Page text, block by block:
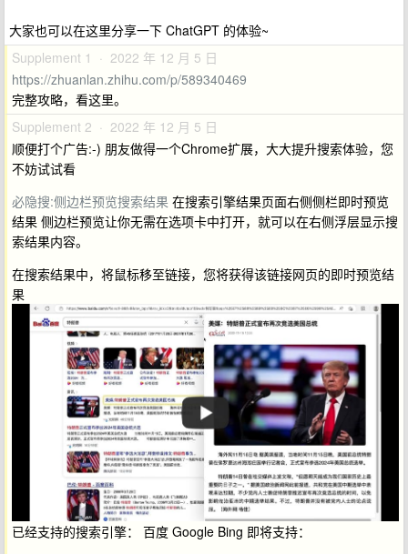
大家也可以在这里分享一下 ChatGPT 的体验~
Supplement 1 · 2022 年 12 月 5 日
https://zhuanlan.zhihu.com/p/589340469
完整攻略，看这里。
Supplement 2 · 2022 年 12 月 5 日
顺便打个广告:-) 朋友做得一个Chrome扩展，大大提升搜索体验，您
不妨试试看
必隐搜:侧边栏预览搜索结果 在搜索引擎结果页面右侧侧栏即时预览
结果 侧边栏预览让你无需在选项卡中打开，就可以在右侧浮层显示搜
索结果内容。
在搜索结果中，将鼠标移至链接，您将获得该链接网页的即时预览结
果
已经支持的搜索引擎： 百度 Google Bing 即将支持：